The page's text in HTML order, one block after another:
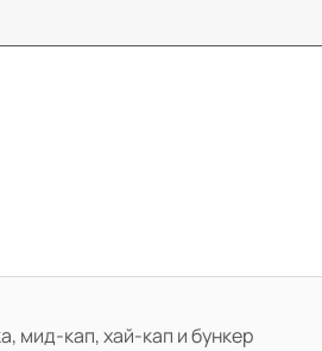
мид-кап, хай-кап и бункер